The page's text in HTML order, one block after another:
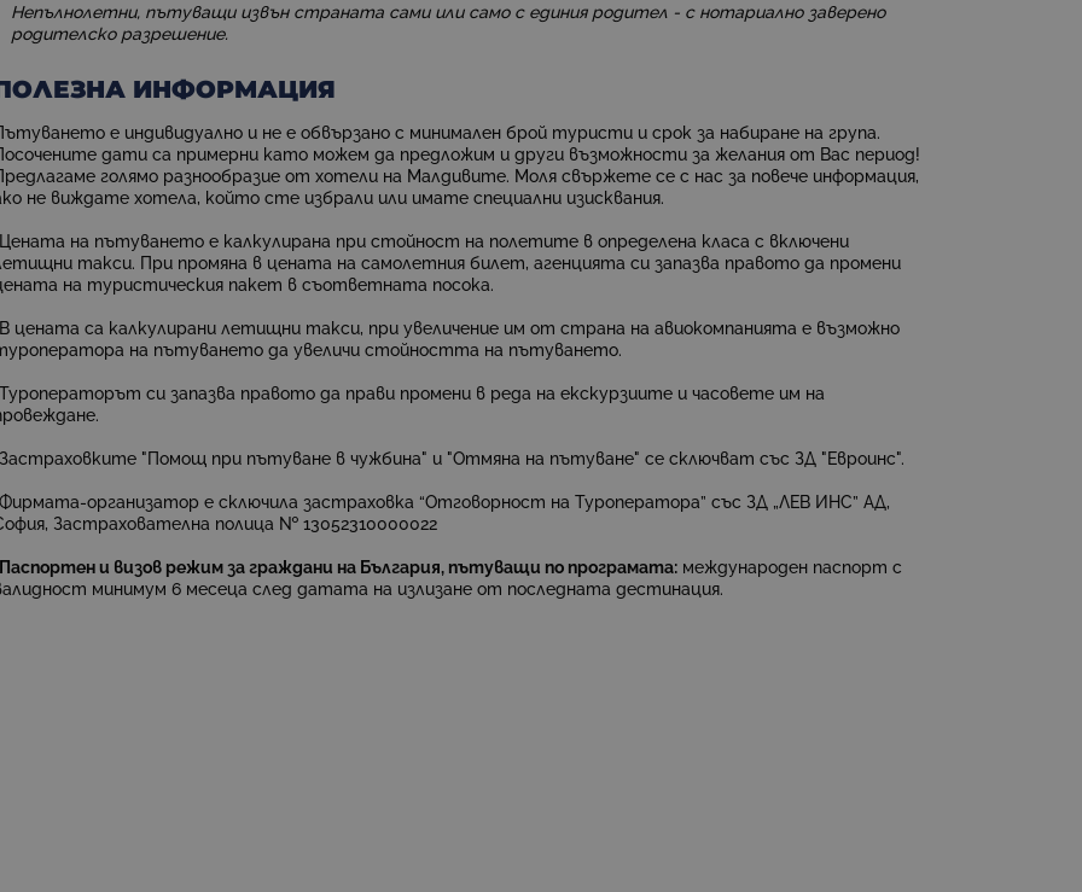
Непълнолетни, пътуващи извън страната сами или само с единия родител - с нотариално заверено
родителско разрешение.
ИНФОРМАЦИЯ
е индивидуално и не е обвързано с минимален брой туристи и срок за набиране на група.
дати са примерни като можем да предложим и други възможности за желания от Вас период!
голямо разнообразие от хотели на Малдивите. Моля свържете се с нас за повече информация,
не виждате хотела, който сте избрали или имате специални изисквания.
на пътуването е калкулирана при стойност на полетите в определена класа с включени
такси. При промяна в цената на самолетния билет, агенцията си запазва правото да промени
на туристическия пакет в съответната посока.
цената са калкулирани летищни такси, при увеличение им от страна на авиокомпанията е възможно
на пътуването да увеличи стойността на пътуването.
си запазва правото да прави промени в реда на екскурзиите и часовете им на
"Помощ при пътуване в чужбина" и "Отмяна на пътуване" се сключват със ЗД "Евроинс".
организатор е сключила застраховка “Отговорност на Туроператора” със ЗД „ЛЕВ ИНС” АД,
Застрахователна полица № 13052310000022
и визов режим за граждани на България, пътуващи по програмата: международен паспорт с
минимум 6 месеца след датата на излизане от последната дестинация.